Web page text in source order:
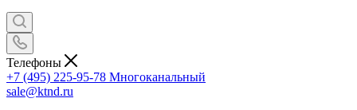
Телефоны
+7 (495) 225-95-78 Многоканальный
sale@ktnd.ru